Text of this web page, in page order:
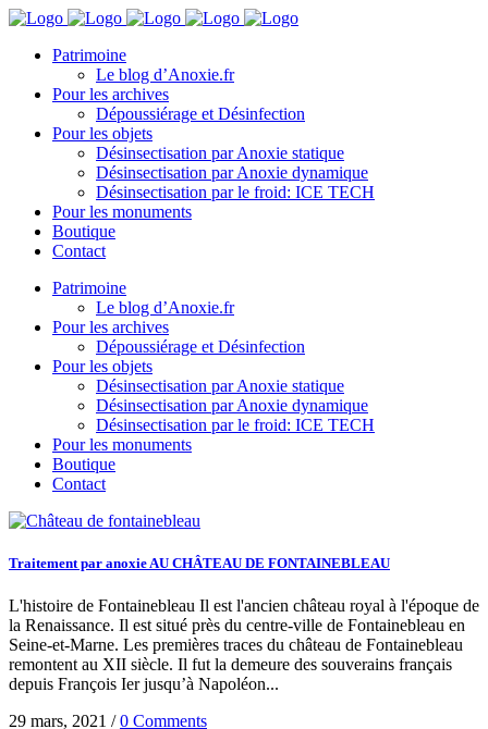
Patrimoine
Le blog d’Anoxie.fr
Pour les archives
Dépoussiérage et Désinfection
Pour les objets
Désinsectisation par Anoxie statique
Désinsectisation par Anoxie dynamique
Désinsectisation par le froid: ICE TECH
Pour les monuments
Boutique
Contact
Patrimoine
Le blog d’Anoxie.fr
Pour les archives
Dépoussiérage et Désinfection
Pour les objets
Désinsectisation par Anoxie statique
Désinsectisation par Anoxie dynamique
Désinsectisation par le froid: ICE TECH
Pour les monuments
Boutique
Contact
Traitement par anoxie AU CHÂTEAU DE FONTAINEBLEAU
L'histoire de Fontainebleau Il est l'ancien château royal à l'époque de
la Renaissance. Il est situé près du centre-ville de Fontainebleau en
Seine-et-Marne. Les premières traces du château de Fontainebleau
remontent au XII siècle. Il fut la demeure des souverains français
depuis François Ier jusqu’à Napoléon...
29 mars, 2021 /0 Comments